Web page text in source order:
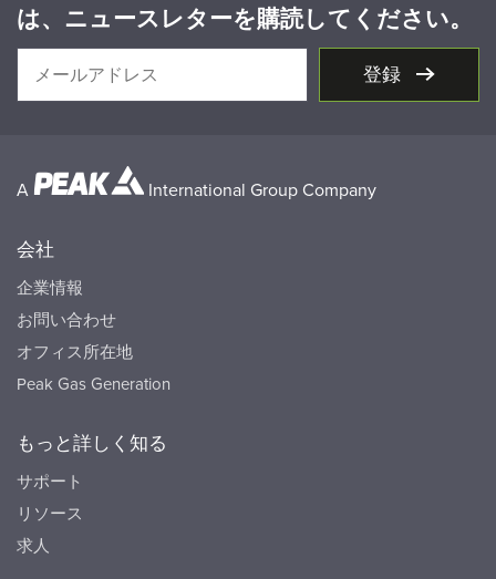
は、ニュースレターを購読してください。
登録
A International Group Company
会社
企業情報
お問い合わせ
オフィス所在地
Peak Gas Generation
もっと詳しく知る
サポート
リソース
求人